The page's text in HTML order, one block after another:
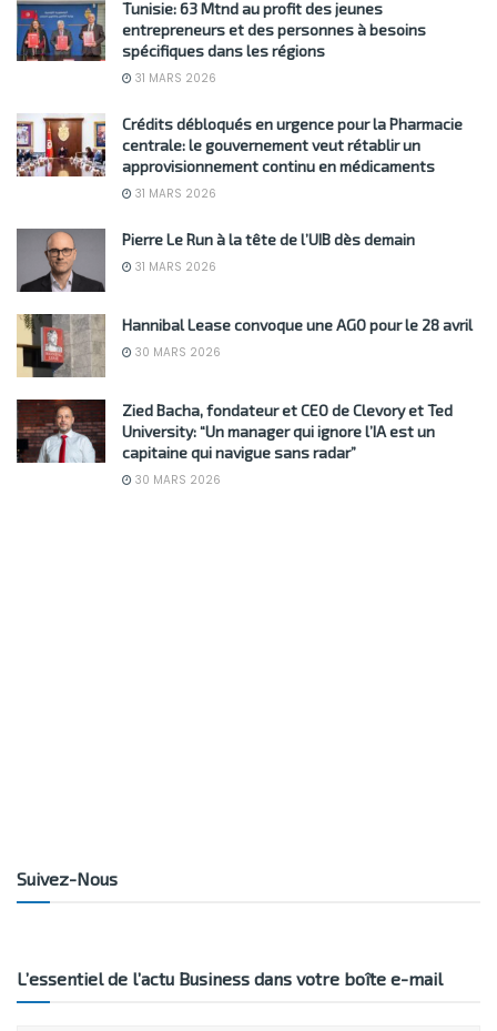
Tunisie: 63 Mtnd au profit des jeunes
entrepreneurs et des personnes à besoins
spécifiques dans les régions
31 MARS 2026
Crédits débloqués en urgence pour la Pharmacie
centrale: le gouvernement veut rétablir un
approvisionnement continu en médicaments
31 MARS 2026
Pierre Le Run à la tête de l’UIB dès demain
31 MARS 2026
Hannibal Lease convoque une AGO pour le 28 avril
30 MARS 2026
Zied Bacha, fondateur et CEO de Clevory et Ted
University: “Un manager qui ignore l’IA est un
capitaine qui navigue sans radar”
30 MARS 2026
Suivez-Nous
L’essentiel de l’actu Business dans votre boîte e-mail